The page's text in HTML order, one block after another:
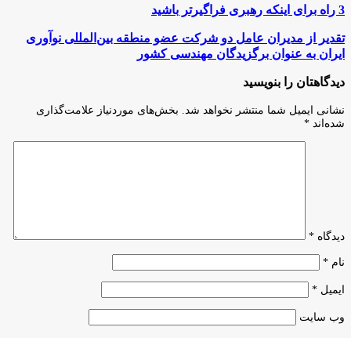
3
راه
برای
اینکه
رهبری
فراگیرتر
باشید
3 راه برای اینکه رهبری فراگیرتر باشید
تقدیر
از
مدیران
عامل
دو
شرکت
عضو
منطقه
بین‌المللی
کشور
تقدیر از مدیران عامل دو شرکت عضو منطقه بین‌المللی نوآوری
ایران به عنوان برگزیدگان مهندسی کشور
دیدگاهتان را بنویسید
نشانی ایمیل شما منتشر نخواهد شد.
بخش‌های موردنیاز علامت‌گذاری
شده‌اند *
دیدگاه *
نام *
ایمیل *
وب‌ سایت